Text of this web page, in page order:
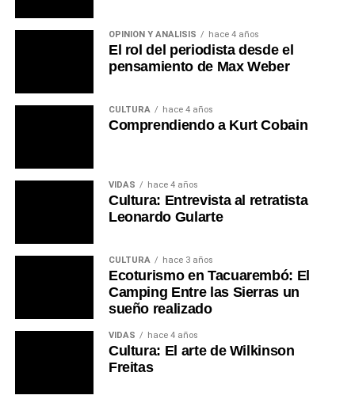
OPINIÓN Y ANÁLISIS hace 4 años
El rol del periodista desde el
pensamiento de Max Weber
CULTURA hace 4 años
Comprendiendo a Kurt Cobain
VIDAS hace 4 años
Cultura: Entrevista al retratista
Leonardo Gularte
CULTURA hace 3 años
Ecoturismo en Tacuarembó: El
Camping Entre las Sierras un
sueño realizado
VIDAS hace 4 años
Cultura: El arte de Wilkinson
Freitas